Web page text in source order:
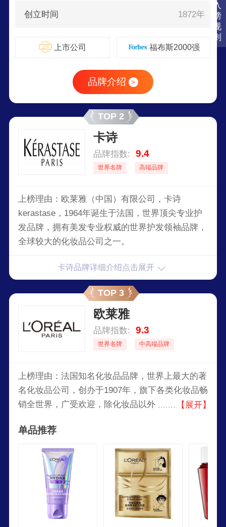
入
榜
规
则
创立时间 1872年
上市公司 福布斯2000强
品牌介绍 >
TOP 2
卡诗
品牌指数: 9.4
世界名牌 高端品牌
上榜理由：欧莱雅（中国）有限公司，卡诗
kerastase，1964年诞生于法国，世界顶尖专业护
发品牌，拥有美发专业权威的世界护发领袖品牌，
全球较大的化妆品公司之一。
卡诗品牌详细介绍点击展开
TOP 3
欧莱雅
品牌指数: 9.3
世界名牌 中高端品牌
上榜理由：法国知名化妆品品牌，世界上最大的著
名化妆品公司，创办于1907年，旗下各类化妆品畅
销全世界，广受欢迎，除化妆品以外，该集团还经
【展开】
单品推荐